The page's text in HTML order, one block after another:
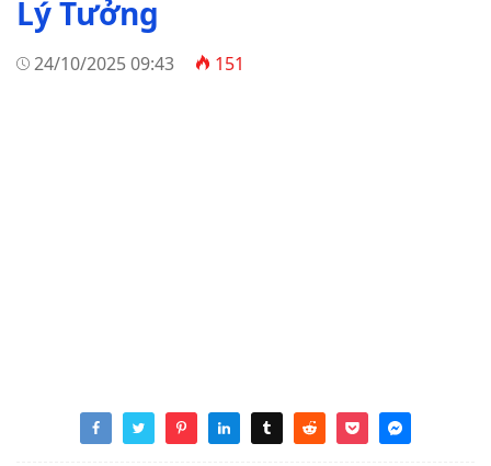
Lý Tưởng
24/10/2025 09:43 151